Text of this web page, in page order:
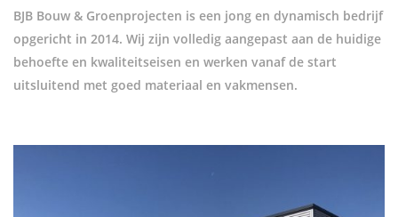
BJB Bouw & Groenprojecten is een jong en dynamisch bedrijf
opgericht in 2014. Wij zijn volledig aangepast aan de huidige
behoefte en kwaliteitseisen en werken vanaf de start
uitsluitend met goed materiaal en vakmensen.